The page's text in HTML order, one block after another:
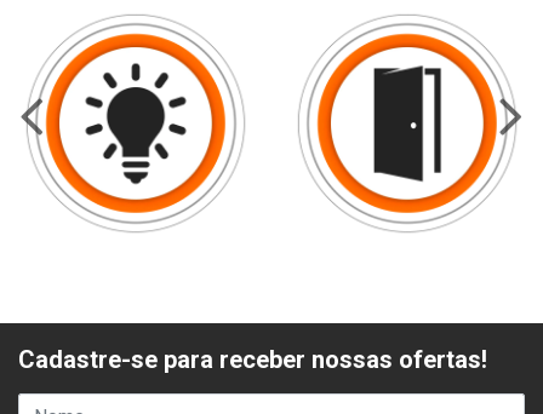
Cadastre-se para receber nossas ofertas!